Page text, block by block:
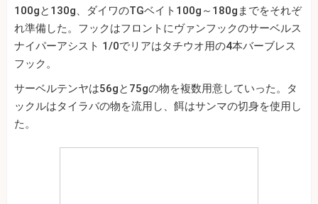
100gと130g、ダイワのTGベイト100g～180gまでをそれぞ
れ準備した。フックはフロントにヴァンフックのサーベルス
ナイパーアシスト 1/0でリアはタチウオ用の4本バーブレス
フック。
サーベルテンヤは56gと75gの物を複数用意していった。タ
ックルはタイラバの物を流用し、餌はサンマの切身を使用し
た。